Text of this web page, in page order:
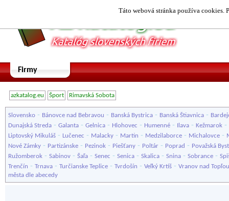
Táto webová stránka používa cookies.
Firmy
azkatalog.eu Šport Rimavská Sobota
Slovensko - Bánovce nad Bebravou - Banská Bystrica - Banská Štiavnica -
Dunajská Streda - Galanta - Gelnica - Hlohovec - Humenné - Ilava - Kežmarok -
Liptovský Mikuláš - Lučenec - Malacky - Martin - Medzilaborce - Michalovce -
Nové Zámky - Partizánske - Pezinok - Piešťany - Poltár - Poprad - Považská
Ružomberok - Sabinov - Šaľa - Senec - Senica - Skalica - Snina - Sobrance -
Trenčín - Trnava - Turčianske Teplice - Tvrdošín - Veľký Krtíš - Vranov nad Topľou
města dle abecedy